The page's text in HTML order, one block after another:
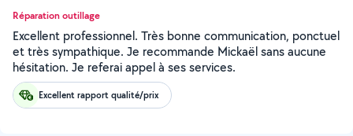
Réparation outillage
Excellent professionnel. Très bonne communication, ponctuel
et très sympathique. Je recommande Mickaël sans aucune
hésitation. Je referai appel à ses services.
Excellent rapport qualité/prix